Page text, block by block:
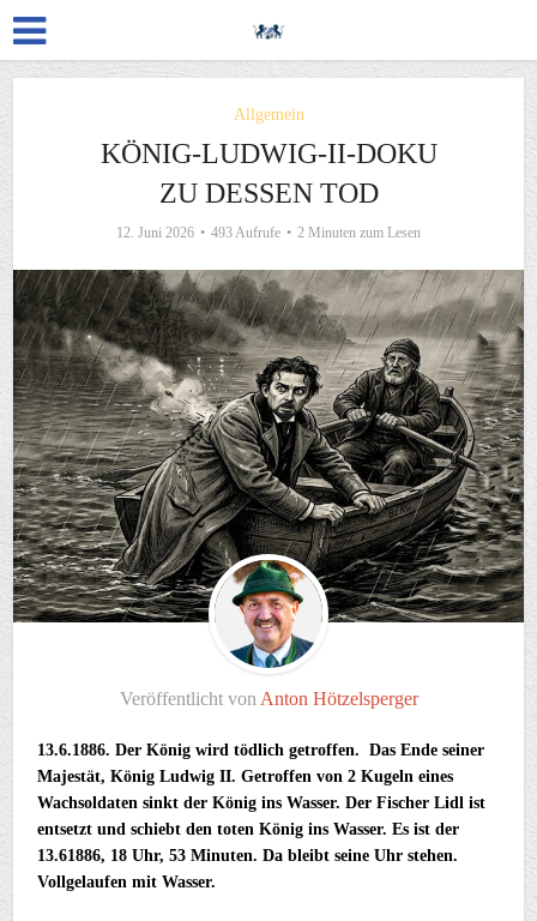
Allgemein
KÖNIG-LUDWIG-II-DOKU
ZU DESSEN TOD
12. Juni 2026 493 Aufrufe 2 Minuten zum Lesen
Veröffentlicht von Anton Hötzelsperger
13.6.1886. Der König wird tödlich getroffen. Das Ende seiner
Majestät, König Ludwig II. Getroffen von 2 Kugeln eines
Wachsoldaten sinkt der König ins Wasser. Der Fischer Lidl ist
entsetzt und schiebt den toten König ins Wasser. Es ist der
13.61886, 18 Uhr, 53 Minuten. Da bleibt seine Uhr stehen.
Vollgelaufen mit Wasser.